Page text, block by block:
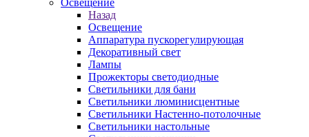
Освещение
Назад
Освещение
Аппаратура пускорегулирующая
Декоративный свет
Лампы
Прожекторы светодиодные
Светильники для бани
Светильники люминисцентные
Светильники Настенно-потолочные
Светильники настольные